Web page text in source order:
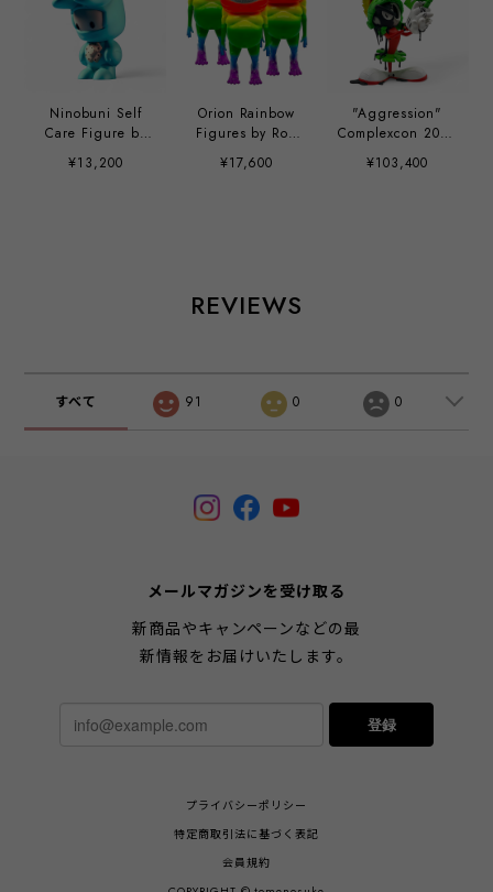
Ninobuni Self
Care Figure by
Juan Muniz
¥13,200
Orion Rainbow
Figures by Ron
English
¥17,600
"Aggression"
Complexcon 2018
Exclusive by Matt
Gondek
¥103,400
REVIEWS
すべて 91 0 0
メールマガジンを受け取る
新商品やキャンペーンなどの最
新情報をお届けいたします。
登録
プライバシーポリシー
特定商取引法に基づく表記
会員規約